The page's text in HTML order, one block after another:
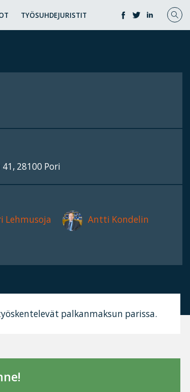
TYÖSUHDEJURISTIT
28100 Pori
Lehmusoja
Antti Kondelin
palkanmaksun parissa.